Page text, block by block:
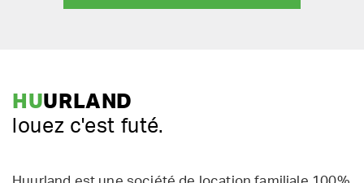
HUURLAND
louez c'est futé.